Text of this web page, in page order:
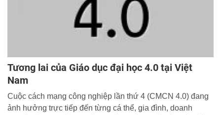
Tương lai của Giáo dục đại học 4.0 tại Việt
Nam
Cuộc cách mạng công nghiệp lần thứ 4 (CMCN 4.0) đang
ảnh hưởng trực tiếp đến từng cá thể, gia đình, doanh